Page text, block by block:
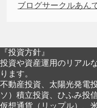
ブログサークルあん
『投資方針』
投資や資産運用のリアル
ります。
不動産投資、太陽光発電
ソ）積立投資、ひふみ投
仮想通貨（リップル）、